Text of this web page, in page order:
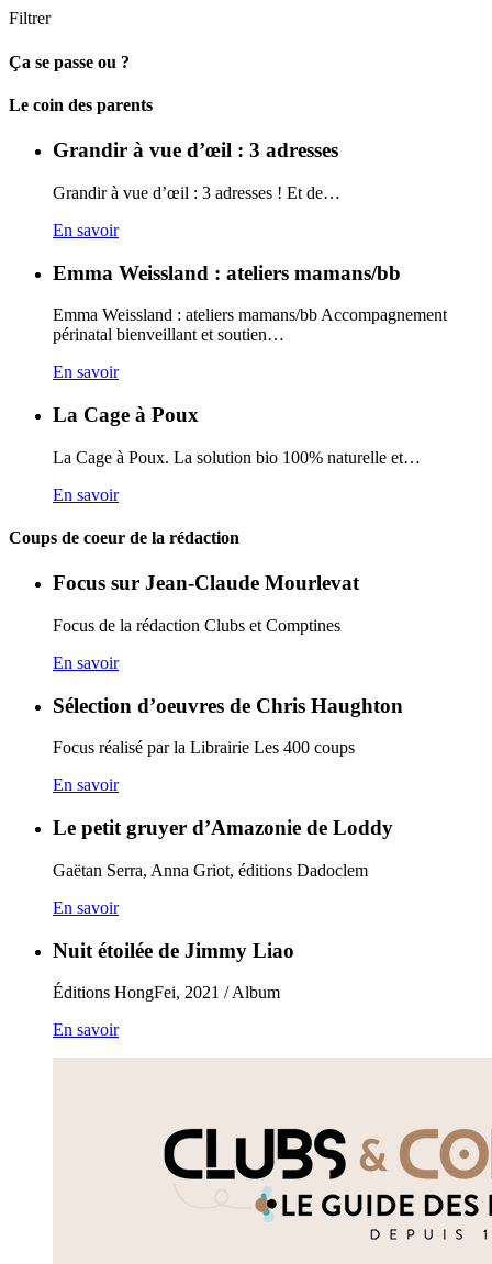
Filtrer
Ça se passe ou ?
Carto
Le coin des parents
Grandir à vue d’œil : 3 adresses
Grandir à vue d’œil : 3 adresses ! Et de…
En savoir
Emma Weissland : ateliers mamans/bb
Emma Weissland : ateliers mamans/bb Accompagnement
périnatal bienveillant et soutien…
En savoir
La Cage à Poux
La Cage à Poux. La solution bio 100% naturelle et…
En savoir
Coups de coeur de la rédaction
Focus sur Jean-Claude Mourlevat
Focus de la rédaction Clubs et Comptines
En savoir
Sélection d’oeuvres de Chris Haughton
Focus réalisé par la Librairie Les 400 coups
En savoir
Le petit gruyer d’Amazonie de Loddy
Gaëtan Serra, Anna Griot, éditions Dadoclem
En savoir
Nuit étoilée de Jimmy Liao
Éditions HongFei, 2021 / Album
En savoir